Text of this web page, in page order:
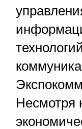
Несмотря